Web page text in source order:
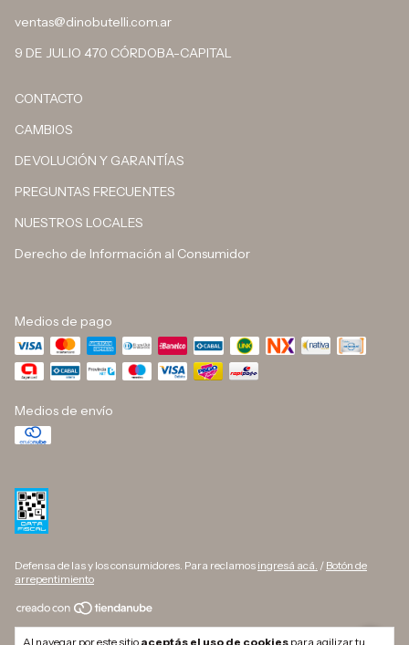
Al navegar por este sitio aceptás el uso de cookies para agilizar tu
ventas@dinobutelli.com.ar
9 DE JULIO 470 CÓRDOBA-CAPITAL
CONTACTO
CAMBIOS
DEVOLUCIÓN Y GARANTÍAS
PREGUNTAS FRECUENTES
NUESTROS LOCALES
Derecho de Información al Consumidor
Medios de pago
Medios de envío
Defensa de las y los consumidores. Para reclamos ingresá acá. / Botón de
arrepentimiento
Copyright DINO BUTELLI - 33709627169 - 2026. Todos los derechos